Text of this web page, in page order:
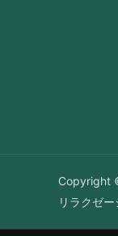
Copyright
リラクゼ